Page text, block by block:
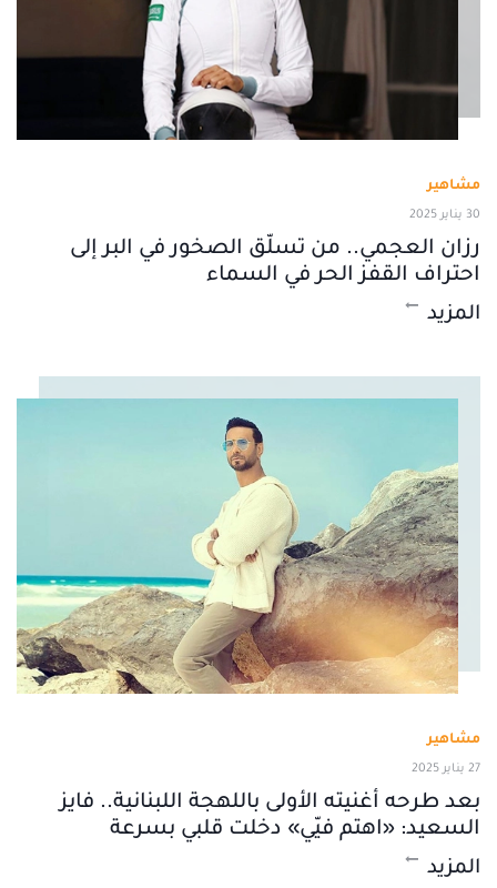
مشاهير
30 يناير 2025
رزان العجمي.. من تسلّق الصخور في البر إلى
احتراف القفز الحر في السماء
المزيد
مشاهير
27 يناير 2025
بعد طرحه أغنيته الأولى باللهجة اللبنانية.. فايز
السعيد: «اهتم فيّي» دخلت قلبي بسرعة
المزيد